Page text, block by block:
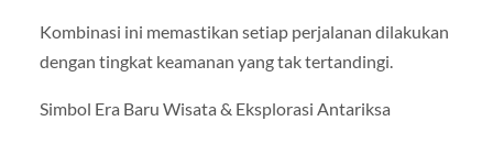
Kombinasi ini memastikan setiap perjalanan dilakukan
dengan tingkat keamanan yang tak tertandingi.
Simbol Era Baru Wisata & Eksplorasi Antariksa